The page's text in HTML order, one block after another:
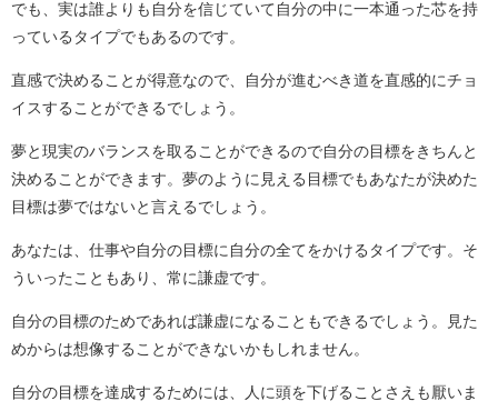
でも、実は誰よりも自分を信じていて自分の中に一本通った芯を持
っているタイプでもあるのです。
直感で決めることが得意なので、自分が進むべき道を直感的にチョ
イスすることができるでしょう。
夢と現実のバランスを取ることができるので自分の目標をきちんと
決めることができます。夢のように見える目標でもあなたが決めた
目標は夢ではないと言えるでしょう。
あなたは、仕事や自分の目標に自分の全てをかけるタイプです。そ
ういったこともあり、常に謙虚です。
自分の目標のためであれば謙虚になることもできるでしょう。見た
めからは想像することができないかもしれません。
自分の目標を達成するためには、人に頭を下げることさえも厭いま